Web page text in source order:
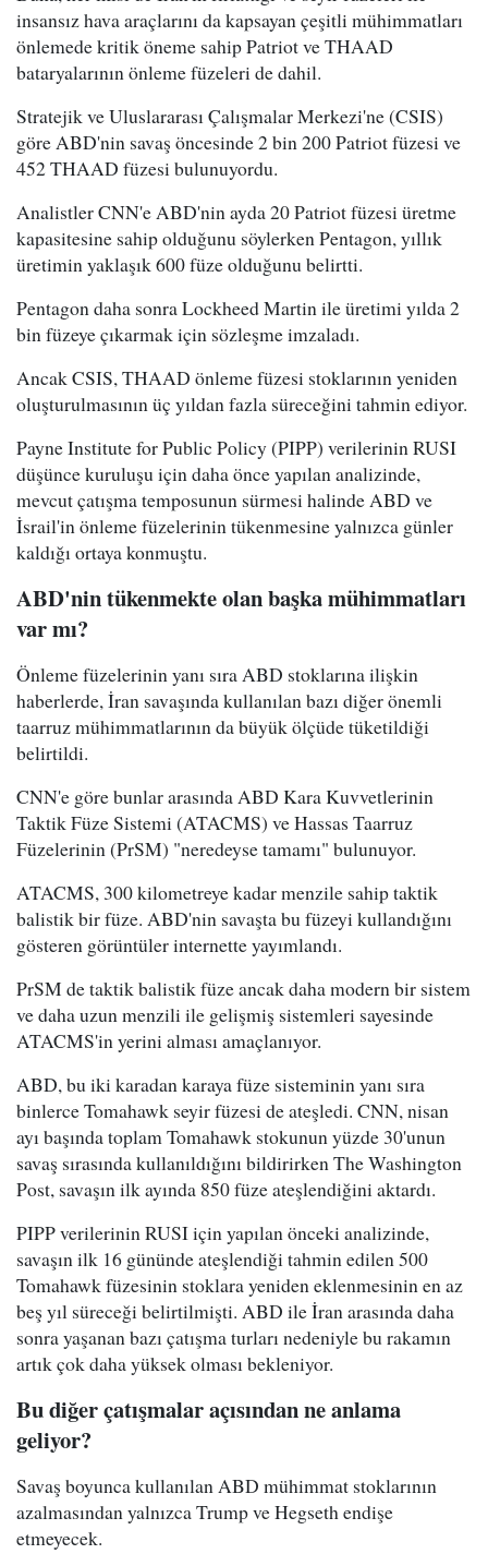
insansız hava araçlarını da kapsayan çeşitli mühimmatları
önlemede kritik öneme sahip Patriot ve THAAD
bataryalarının önleme füzeleri de dahil.
Stratejik ve Uluslararası Çalışmalar Merkezi'ne (CSIS)
göre ABD'nin savaş öncesinde 2 bin 200 Patriot füzesi ve
452 THAAD füzesi bulunuyordu.
Analistler CNN'e ABD'nin ayda 20 Patriot füzesi üretme
kapasitesine sahip olduğunu söylerken Pentagon, yıllık
üretimin yaklaşık 600 füze olduğunu belirtti.
Pentagon daha sonra Lockheed Martin ile üretimi yılda 2
bin füzeye çıkarmak için sözleşme imzaladı.
Ancak CSIS, THAAD önleme füzesi stoklarının yeniden
oluşturulmasının üç yıldan fazla süreceğini tahmin ediyor.
Payne Institute for Public Policy (PIPP) verilerinin RUSI
düşünce kuruluşu için daha önce yapılan analizinde,
mevcut çatışma temposunun sürmesi halinde ABD ve
İsrail'in önleme füzelerinin tükenmesine yalnızca günler
kaldığı ortaya konmuştu.
ABD'nin tükenmekte olan başka mühimmatları
var mı?
Önleme füzelerinin yanı sıra ABD stoklarına ilişkin
haberlerde, İran savaşında kullanılan bazı diğer önemli
taarruz mühimmatlarının da büyük ölçüde tüketildiği
belirtildi.
CNN'e göre bunlar arasında ABD Kara Kuvvetlerinin
Taktik Füze Sistemi (ATACMS) ve Hassas Taarruz
Füzelerinin (PrSM) "neredeyse tamamı" bulunuyor.
ATACMS, 300 kilometreye kadar menzile sahip taktik
balistik bir füze. ABD'nin savaşta bu füzeyi kullandığını
gösteren görüntüler internette yayımlandı.
PrSM de taktik balistik füze ancak daha modern bir sistem
ve daha uzun menzili ile gelişmiş sistemleri sayesinde
ATACMS'in yerini alması amaçlanıyor.
ABD, bu iki karadan karaya füze sisteminin yanı sıra
binlerce Tomahawk seyir füzesi de ateşledi. CNN, nisan
ayı başında toplam Tomahawk stokunun yüzde 30'unun
savaş sırasında kullanıldığını bildirirken The Washington
Post, savaşın ilk ayında 850 füze ateşlendiğini aktardı.
PIPP verilerinin RUSI için yapılan önceki analizinde,
savaşın ilk 16 gününde ateşlendiği tahmin edilen 500
Tomahawk füzesinin stoklara yeniden eklenmesinin en az
beş yıl süreceği belirtilmişti. ABD ile İran arasında daha
sonra yaşanan bazı çatışma turları nedeniyle bu rakamın
artık çok daha yüksek olması bekleniyor.
Bu diğer çatışmalar açısından ne anlama
geliyor?
Savaş boyunca kullanılan ABD mühimmat stoklarının
azalmasından yalnızca Trump ve Hegseth endişe
etmeyecek.